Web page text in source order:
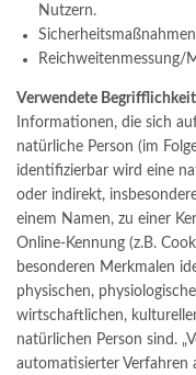
Nutzern.
Reichweitenmessung/
Verwendete
Informationen, die sich
natürliche Person (im
identifizierbar wird eine
oder indirekt,
einem Namen, zu einer
Online-Kennung (z.B.
besonderen Merkmalen
physischen,
wirtschaftlichen,
natürlichen Person sind.
automatisierter Verfahren